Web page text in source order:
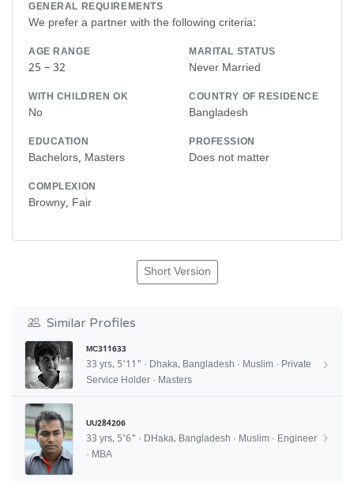
GENERAL REQUIREMENTS
We prefer a partner with the following criteria:
AGE RANGE
25 – 32
MARITAL STATUS
Never Married
WITH CHILDREN OK
No
COUNTRY OF RESIDENCE
Bangladesh
EDUCATION
Bachelors, Masters
PROFESSION
Does not matter
COMPLEXION
Browny, Fair
Short Version
Similar Profiles
MC311633
33 yrs, 5'11" · Dhaka, Bangladesh · Muslim · Private
Service Holder · Masters
UU284206
33 yrs, 5'6" · DHaka, Bangladesh · Muslim · Engineer
· MBA